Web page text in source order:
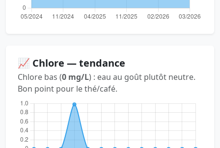
📈 Chlore — tendance
Chlore bas (0 mg/L) : eau au goût plutôt neutre.
Bon point pour le thé/café.